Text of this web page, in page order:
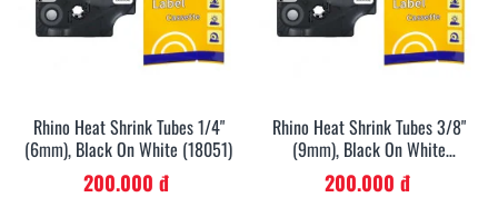
Rhino Heat Shrink Tubes 1/4"
(6mm), Black On White (18051)
200.000 đ
Rhino Heat Shrink Tubes 3/8"
(9mm), Black On White
(18053)
200.000 đ